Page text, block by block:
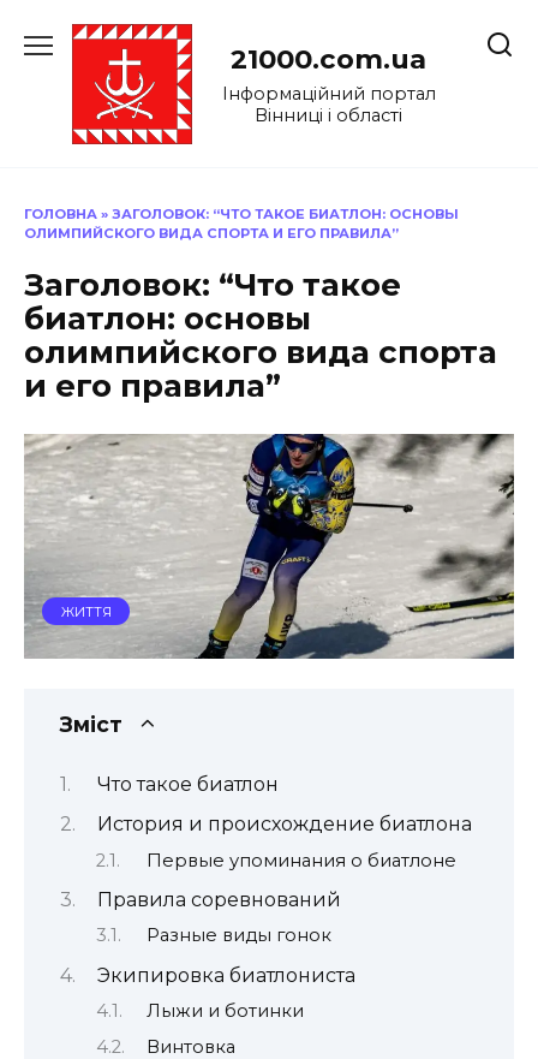
до
21000.com.ua
Інформаційний портал
Вінниці і області
ГОЛОВНА » ЗАГОЛОВОК: “ЧТО ТАКОЕ БИАТЛОН: ОСНОВЫ
ОЛИМПИЙСКОГО ВИДА СПОРТА И ЕГО ПРАВИЛА”
Заголовок: “Что такое
биатлон: основы
олимпийского вида спорта
и его правила”
ЖИТТЯ
Зміст
Что такое биатлон
История и происхождение биатлона
Первые упоминания о биатлоне
Правила соревнований
Разные виды гонок
Экипировка биатлониста
Лыжи и ботинки
Винтовка